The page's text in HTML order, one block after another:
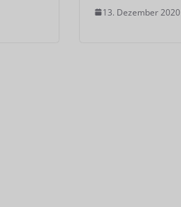
13. Dezember 2020